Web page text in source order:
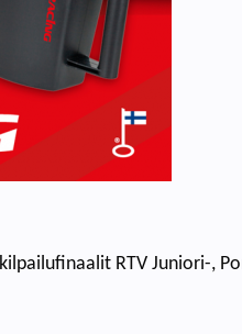
RTV Juniori-,